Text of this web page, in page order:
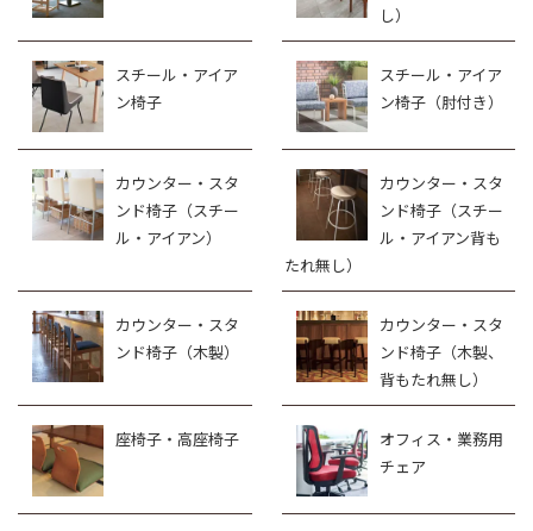
し）
スチール・アイア
ン椅子
スチール・アイア
ン椅子（肘付き）
カウンター・スタ
ンド椅子（スチー
ル・アイアン）
カウンター・スタ
ンド椅子（スチー
ル・アイアン背も
たれ無し）
カウンター・スタ
ンド椅子（木製）
カウンター・スタ
ンド椅子（木製、
背もたれ無し）
座椅子・高座椅子
オフィス・業務用
チェア